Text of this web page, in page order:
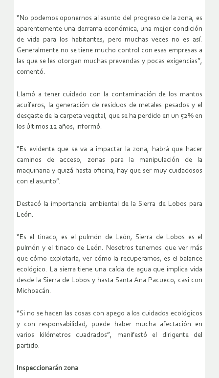
“No podemos oponernos al asunto del progreso de la zona, es
aparentemente una derrama económica, una mejor condición
de vida para los habitantes, pero muchas veces no es así.
Generalmente no se tiene mucho control con esas empresas a
las que se les otorgan muchas prevendas y pocas exigencias”,
comentó.
Llamó a tener cuidado con la contaminación de los mantos
acuíferos, la generación de residuos de metales pesados y el
desgaste de la carpeta vegetal, que se ha perdido en un 52% en
los últimos 12 años, informó.
“Es evidente que se va a impactar la zona, habrá que hacer
caminos de acceso, zonas para la manipulación de la
maquinaria y quizá hasta oficina, hay que ser muy cuidadosos
con el asunto”.
Destacó la importancia ambiental de la Sierra de Lobos para
León.
“Es el tinaco, es el pulmón de León, Sierra de Lobos es el
pulmón y el tinaco de León. Nosotros tenemos que ver más
que cómo explotarla, ver cómo la recuperamos, es el balance
ecológico. La sierra tiene una caída de agua que implica vida
desde la Sierra de Lobos y hasta Santa Ana Pacueco, casi con
Michoacán.
“Si no se hacen las cosas con apego a los cuidados ecológicos
y con responsabilidad, puede haber mucha afectación en
varios kilómetros cuadrados”, manifestó el dirigente del
partido.
Inspeccionarán zona